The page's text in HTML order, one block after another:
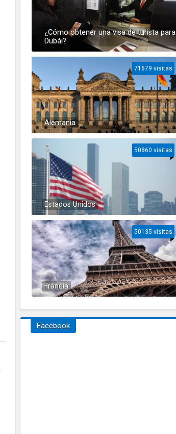
¿Cómo obtener una visa de turista para
Dubái?
Alemania
71679 visitas
Estados Unidos
50860 visitas
Francia
50135 visitas
Facebook